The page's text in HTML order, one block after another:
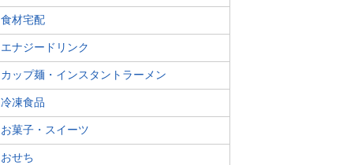
食材宅配
エナジードリンク
カップ麺・インスタントラーメン
冷凍食品
お菓子・スイーツ
おせち